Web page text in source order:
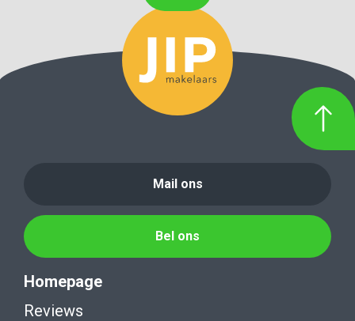
Mail ons
Bel ons
Homepage
Reviews